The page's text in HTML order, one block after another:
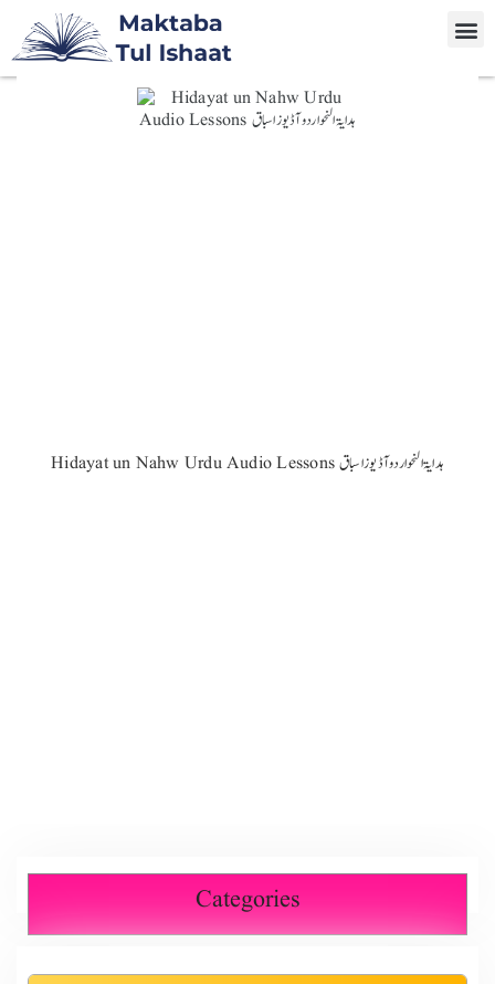
Hidayat un Nahw Urdu Audio Lessons ہدایۃ النحو اردو آڈیوز اسباق
Categories